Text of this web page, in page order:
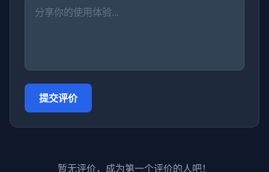
提交评价
暂无评价，成为第一个评价的人吧！